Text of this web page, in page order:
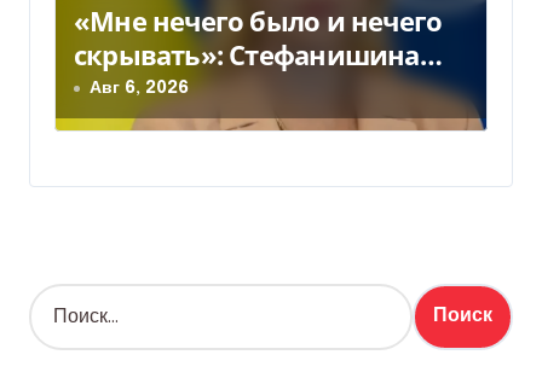
«Мне нечего было и нечего
скрывать»: Стефанишина
прокомментировала новое
подозрение
Авг 6, 2026
Н
а